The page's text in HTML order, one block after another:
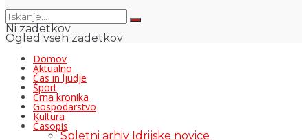
Ni zadetkov
Ogled vseh zadetkov
Domov
Aktualno
Čas in ljudje
Šport
Črna kronika
Gospodarstvo
Kultura
Časopis
Spletni arhiv Idrijske novice